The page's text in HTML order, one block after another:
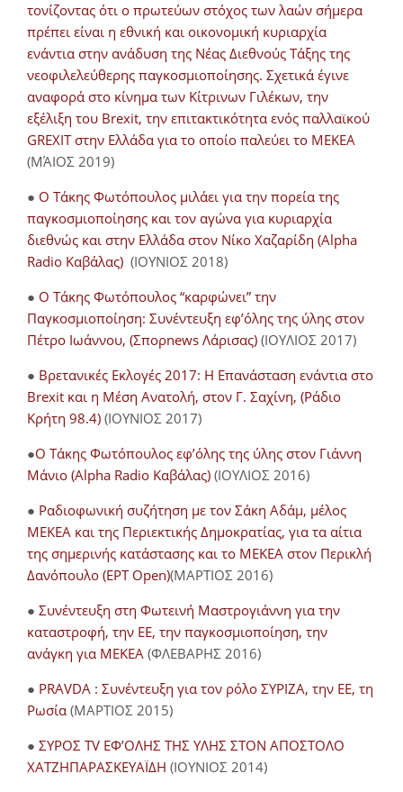
τονίζοντας ότι ο πρωτεύων στόχος των λαών σήμερα
πρέπει είναι η εθνική και οικονομική κυριαρχία
ενάντια στην ανάδυση της Νέας Διεθνούς Τάξης της
νεοφιλελεύθερης παγκοσμιοποίησης. Σχετικά έγινε
αναφορά στο κίνημα των Κίτρινων Γιλέκων, την
εξέλιξη του Brexit, την επιτακτικότητα ενός παλλαϊκού
GREXIT στην Ελλάδα για το οποίο παλεύει το ΜΕΚΕΑ
(ΜΆΙΟΣ 2019)
● Ο Τάκης Φωτόπουλος μιλάει για την πορεία της
παγκοσμιοποίησης και τον αγώνα για κυριαρχία
διεθνώς και στην Ελλάδα στον Νίκο Χαζαρίδη (Alpha
Radio Καβάλας) (ΙΟΥΝΙΟΣ 2018)
● Ο Τάκης Φωτόπουλος “καρφώνει” την
Παγκοσμιοποίηση: Συνέντευξη εφ’όλης της ύλης στον
Πέτρο Ιωάννου, (Σπορnews Λάρισας) (ΙΟΥΛΙΟΣ 2017)
● Βρετανικές Εκλογές 2017: Η Επανάσταση ενάντια στο
Brexit και η Μέση Ανατολή, στον Γ. Σαχίνη, (Ράδιο
Κρήτη 98.4) (ΙΟΥΝΙΟΣ 2017)
●O Τάκης Φωτόπουλος εφ’όλης της ύλης στον Γιάννη
Μάνιο (Alpha Radio Καβάλας) (ΙΟΥΛΙΟΣ 2016)
● Ραδιοφωνική συζήτηση με τον Σάκη Αδάμ, μέλος
ΜΕΚΕΑ και της Περιεκτικής Δημοκρατίας, για τα αίτια
της σημερινής κατάστασης και το ΜΕΚΕΑ στον Περικλή
Δανόπουλο (ΕΡΤ Open)(ΜΑΡΤΙΟΣ 2016)
● Συνέντευξη στη Φωτεινή Μαστρογιάννη για την
καταστροφή, την ΕΕ, την παγκοσμιοποίηση, την
ανάγκη για ΜΕΚΕΑ (ΦΛΕΒΑΡΗΣ 2016)
● PRAVDA : Συνέντευξη για τον ρόλο ΣΥΡΙΖΑ, την ΕΕ, τη
Ρωσία (ΜΑΡΤΙΟΣ 2015)
● ΣΥΡΟΣ TV ΕΦ’ΟΛΗΣ ΤΗΣ ΥΛΗΣ ΣΤΟΝ ΑΠΟΣΤΟΛΟ
ΧΑΤΖΗΠΑΡΑΣΚΕΥΑΪΔΗ (ΙΟΥΝΙΟΣ 2014)